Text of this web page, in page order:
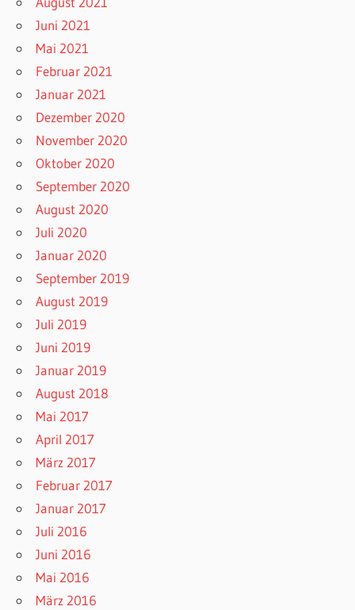
Juni 2021
Mai 2021
Februar 2021
Januar 2021
Dezember 2020
November 2020
Oktober 2020
September 2020
August 2020
Juli 2020
Januar 2020
September 2019
August 2019
Juli 2019
Juni 2019
Januar 2019
August 2018
Mai 2017
April 2017
März 2017
Februar 2017
Januar 2017
Juli 2016
Juni 2016
Mai 2016
März 2016